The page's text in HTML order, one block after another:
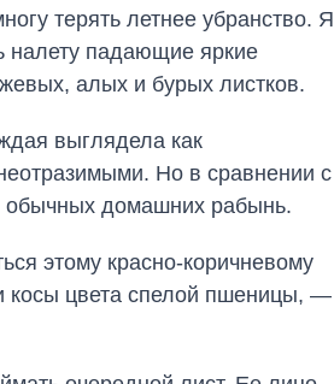
терять летнее убранство. Я
налету падающие яркие
алых и бурых листков.
выглядела как
Но в сравнении с
обычных домашних рабынь.
этому красно-коричневому
косы цвета спелой пшеницы, —